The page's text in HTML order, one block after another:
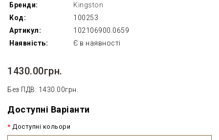
Бренди:
Kingston
Код:
100253
Артикул:
102106900.0659
Наявність:
Є в наявності
1430.00грн.
Без ПДВ: 1430.00грн.
Доступні Варіанти
Доступні кольори